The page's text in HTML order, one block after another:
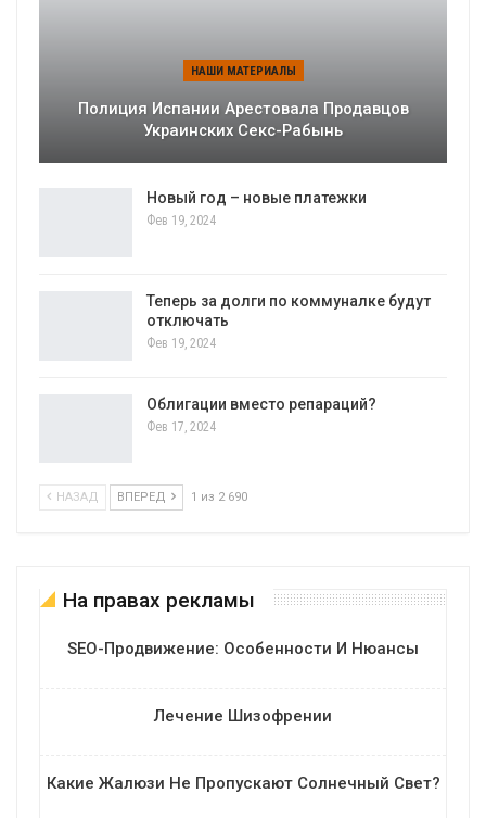
НАШИ МАТЕРИАЛЫ
Полиция Испании Арестовала Продавцов
Украинских Секс-Рабынь
Новый год – новые платежки
Фев 19, 2024
Теперь за долги по коммуналке будут
отключать
Фев 19, 2024
Облигации вместо репараций?
Фев 17, 2024
НАЗАД ВПЕРЕД 1 из 2 690
На правах рекламы
SEO-Продвижение: Особенности И Нюансы
Лечение Шизофрении
Какие Жалюзи Не Пропускают Солнечный Свет?